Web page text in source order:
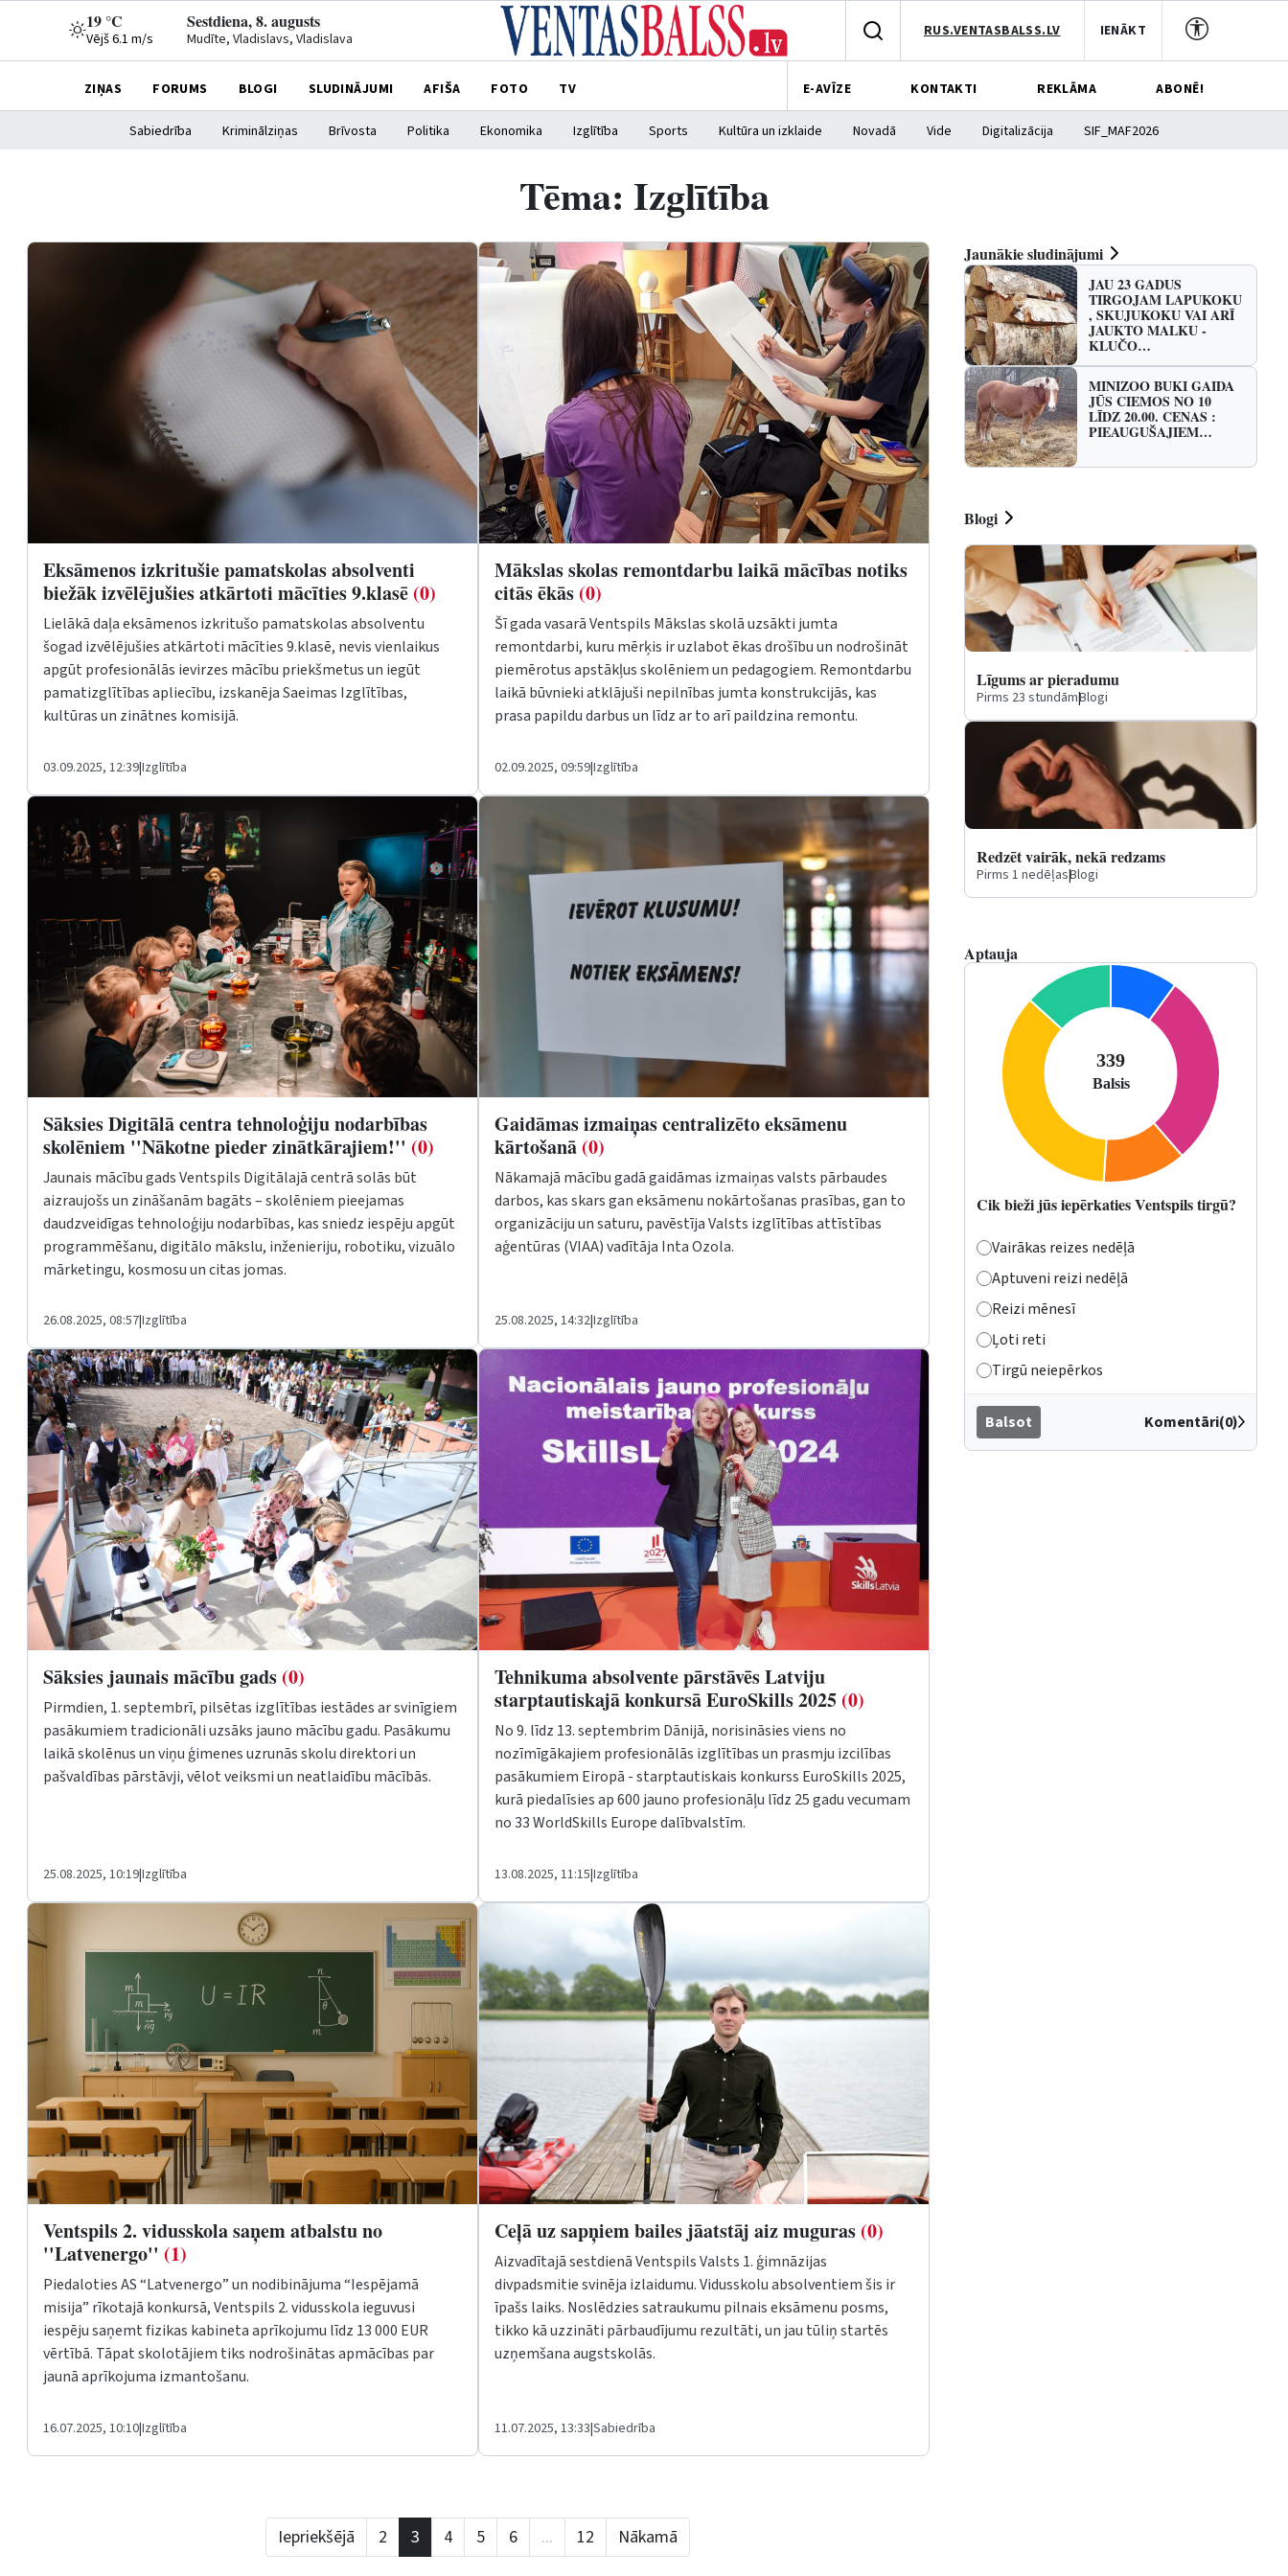
19 °C
Vējš 6.1 m/s
Sestdiena, 8. augusts
Mudīte, Vladislavs, Vladislava RUS.VENTASBALSS.LV IENĀKT
ZIŅAS FORUMS BLOGI SLUDINĀJUMI AFIŠA FOTO TV E-AVĪZE KONTAKTI REKLĀMA ABONĒ!
Sabiedrība Kriminālziņas Brīvosta Politika Ekonomika Izglītība Sports Kultūra un izklaide Novadā Vide Digitalizācija SIF_MAF2026
Tēma: Izglītība
Eksāmenos izkritušie pamatskolas absolventi
biežāk izvēlējušies atkārtoti mācīties 9.klasē (0)
Lielākā daļa eksāmenos izkritušo pamatskolas absolventu
šogad izvēlējušies atkārtoti mācīties 9.klasē, nevis vienlaikus
apgūt profesionālās ievirzes mācību priekšmetus un iegūt
pamatizglītības apliecību, izskanēja Saeimas Izglītības,
kultūras un zinātnes komisijā.
03.09.2025, 12:39|Izglītība
Mākslas skolas remontdarbu laikā mācības notiks
citās ēkās (0)
Šī gada vasarā Ventspils Mākslas skolā uzsākti jumta
remontdarbi, kuru mērķis ir uzlabot ēkas drošību un nodrošināt
piemērotus apstākļus skolēniem un pedagogiem. Remontdarbu
laikā būvnieki atklājuši nepilnības jumta konstrukcijās, kas
prasa papildu darbus un līdz ar to arī paildzina remontu.
02.09.2025, 09:59|Izglītība
Sāksies Digitālā centra tehnoloģiju nodarbības
skolēniem ''Nākotne pieder zinātkārajiem!'' (0)
Jaunais mācību gads Ventspils Digitālajā centrā solās būt
aizraujošs un zināšanām bagāts – skolēniem pieejamas
daudzveidīgas tehnoloģiju nodarbības, kas sniedz iespēju apgūt
programmēšanu, digitālo mākslu, inženieriju, robotiku, vizuālo
mārketingu, kosmosu un citas jomas.
26.08.2025, 08:57|Izglītība
Gaidāmas izmaiņas centralizēto eksāmenu
kārtošanā (0)
Nākamajā mācību gadā gaidāmas izmaiņas valsts pārbaudes
darbos, kas skars gan eksāmenu nokārtošanas prasības, gan to
organizāciju un saturu, pavēstīja Valsts izglītības attīstības
aģentūras (VIAA) vadītāja Inta Ozola.
25.08.2025, 14:32|Izglītība
Sāksies jaunais mācību gads (0)
Pirmdien, 1. septembrī, pilsētas izglītības iestādes ar svinīgiem
pasākumiem tradicionāli uzsāks jauno mācību gadu. Pasākumu
laikā skolēnus un viņu ģimenes uzrunās skolu direktori un
pašvaldības pārstāvji, vēlot veiksmi un neatlaidību mācībās.
25.08.2025, 10:19|Izglītība
Tehnikuma absolvente pārstāvēs Latviju
starptautiskajā konkursā EuroSkills 2025 (0)
No 9. līdz 13. septembrim Dānijā, norisināsies viens no
nozīmīgākajiem profesionālās izglītības un prasmju izcilības
pasākumiem Eiropā - starptautiskais konkurss EuroSkills 2025,
kurā piedalīsies ap 600 jauno profesionāļu līdz 25 gadu vecumam
no 33 WorldSkills Europe dalībvalstīm.
13.08.2025, 11:15|Izglītība
Ventspils 2. vidusskola saņem atbalstu no
''Latvenergo'' (1)
Piedaloties AS “Latvenergo” un nodibinājuma “Iespējamā
misija” rīkotajā konkursā, Ventspils 2. vidusskola ieguvusi
iespēju saņemt fizikas kabineta aprīkojumu līdz 13 000 EUR
vērtībā. Tāpat skolotājiem tiks nodrošinātas apmācības par
jaunā aprīkojuma izmantošanu.
16.07.2025, 10:10|Izglītība
Ceļā uz sapņiem bailes jāatstāj aiz muguras (0)
Aizvadītajā sestdienā Ventspils Valsts 1. ģimnāzijas
divpadsmitiesvinēja izlaidumu. Vidusskolu absolventiem šis ir
īpašs laiks. Noslēdzies satraukumu pilnais eksāmenu posms,
tikko kā uzzināti pārbaudījumu rezultāti, un jau tūliņ startēs
uzņemšana augstskolās.
11.07.2025, 13:33|Sabiedrība
Iepriekšējā 2 3 4 5 6 ... 12 Nākamā
Jaunākie sludinājumi
JAU 23 GADUS
TIRGOJAM LAPUKOKU
, SKUJUKOKU VAI ARĪ
JAUKTO MALKU -
KLUČO…
MINIZOO BUKI GAIDA
JŪS CIEMOS NO 10
LĪDZ 20.00. CENAS :
PIEAUGUŠAJIEM…
Blogi
Līgums ar pieradumu
Pirms 23 stundām|Blogi
Redzēt vairāk, nekā redzams
Pirms 1 nedēļas|Blogi
Aptauja
Cik bieži jūs iepērkaties Ventspils tirgū?
Vairākas reizes nedēļā
Aptuveni reizi nedēļā
Reizi mēnesī
Ļoti reti
Tirgū neiepērkos
Balsot Komentāri(0)